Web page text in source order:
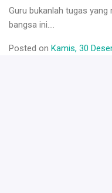
Guru bukanlah tugas
bangsa ini....
Posted on Kamis, 30